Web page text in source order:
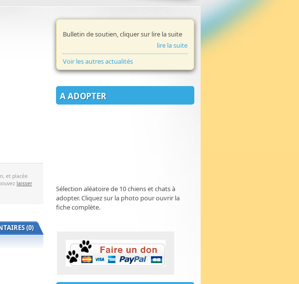
et placée
laisser
(0)
Bulletin de soutien, cliquer sur lire la suite
lire la suite
Voir les autres actualités
A ADOPTER
Sélection aléatoire de 10 chiens et chats à
adopter. Cliquez sur la photo pour ouvrir la
fiche complète.